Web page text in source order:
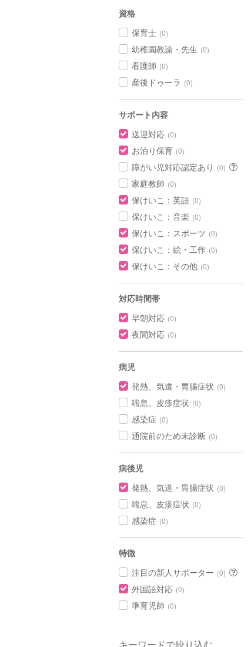
資格
保育士 (0)
幼稚園教諭・先生 (0)
看護師 (0)
産後ドゥーラ (0)
サポート内容
送迎対応 (0)
お泊り保育 (0)
障がい児対応認定あり (0)
家庭教師 (0)
保けいこ：英語 (0)
保けいこ：音楽 (0)
保けいこ：スポーツ (0)
保けいこ：絵・工作 (0)
保けいこ：その他 (0)
対応時間帯
早朝対応 (0)
夜間対応 (0)
病児
発熱、気道・胃腸症状 (0)
喘息、皮疹症状 (0)
感染症 (0)
通院前のため未診断 (0)
病後児
発熱、気道・胃腸症状 (0)
喘息、皮疹症状 (0)
感染症 (0)
特徴
注目の新人サポーター (0)
外国語対応 (0)
準育児師 (0)